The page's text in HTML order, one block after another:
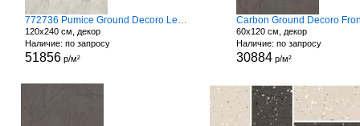
772736 Pumice Ground Decoro Leaves
120x240 см, декор
Наличие: по запросу
51856р/м²
Carbon Ground Decoro
60x120 см, декор
Наличие: по запросу
30884 р/м²